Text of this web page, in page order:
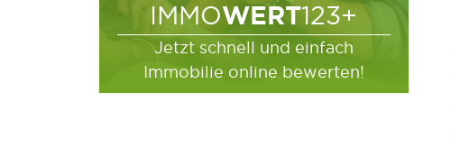
IMMOWERT123+
Jetzt schnell und einfach
Immobilie online bewerten!